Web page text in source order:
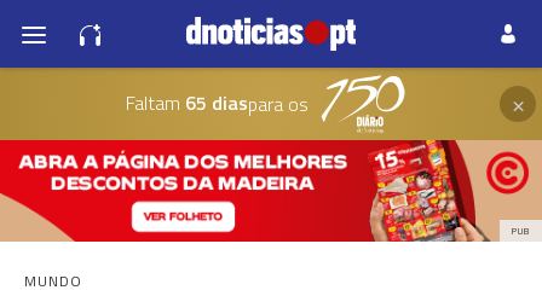
Faltam 65 diaspara os ×
PUB
MUNDO